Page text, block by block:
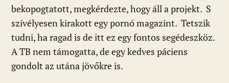
bekopogtatott, megkérdezte, hogy áll a projekt. S
szívélyesen kirakott egy pornó magazint. Tetszik
tudni, ha ragad is de itt ez egy fontos segédeszköz.
A TB nem támogatta, de egy kedves páciens
gondolt az utána jövőkre is.